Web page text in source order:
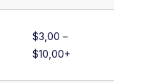
$3,00 –
$10,00+